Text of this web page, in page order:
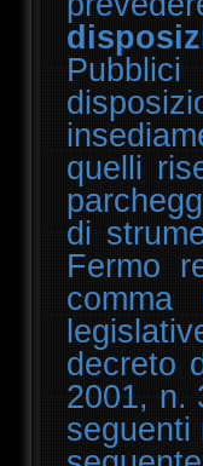
quelli
di
Fermo
decreto
2001, n.
seguenti